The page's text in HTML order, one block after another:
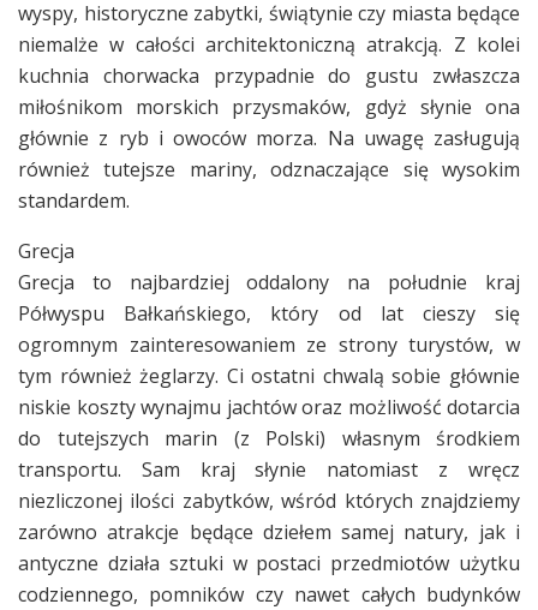
wyspy, historyczne zabytki, świątynie czy miasta będące
niemalże w całości architektoniczną atrakcją. Z kolei
kuchnia chorwacka przypadnie do gustu zwłaszcza
miłośnikom morskich przysmaków, gdyż słynie ona
głównie z ryb i owoców morza. Na uwagę zasługują
również tutejsze mariny, odznaczające się wysokim
standardem.
Grecja
Grecja to najbardziej oddalony na południe kraj
Półwyspu Bałkańskiego, który od lat cieszy się
ogromnym zainteresowaniem ze strony turystów, w
tym również żeglarzy. Ci ostatni chwalą sobie głównie
niskie koszty wynajmu jachtów oraz możliwość dotarcia
do tutejszych marin (z Polski) własnym środkiem
transportu. Sam kraj słynie natomiast z wręcz
niezliczonej ilości zabytków, wśród których znajdziemy
zarówno atrakcje będące dziełem samej natury, jak i
antyczne działa sztuki w postaci przedmiotów użytku
codziennego, pomników czy nawet całych budynków